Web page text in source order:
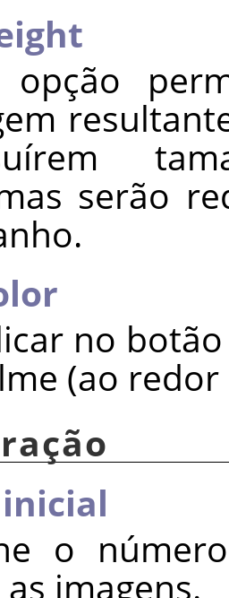
opção
serão
no
(ao
o
imagens.